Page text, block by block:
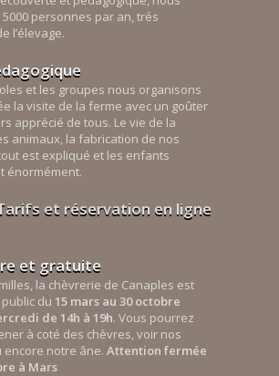
personnes par an, trés
l’élevage.
et les groupes nous organisons
la visite de la ferme avec un goûter
apprécié de tous. Le vie de la
animaux, la fabrication de nos
est expliqué et les enfants
énormément.
et réservation en ligne
et gratuite
la chèvrerie de Canaples est
du 15 mars au 30 octobre
de 14h à 19h. Vous pourrez
à coté des chèvres, voir nos
encore notre âne. Attention fermée
à Mars